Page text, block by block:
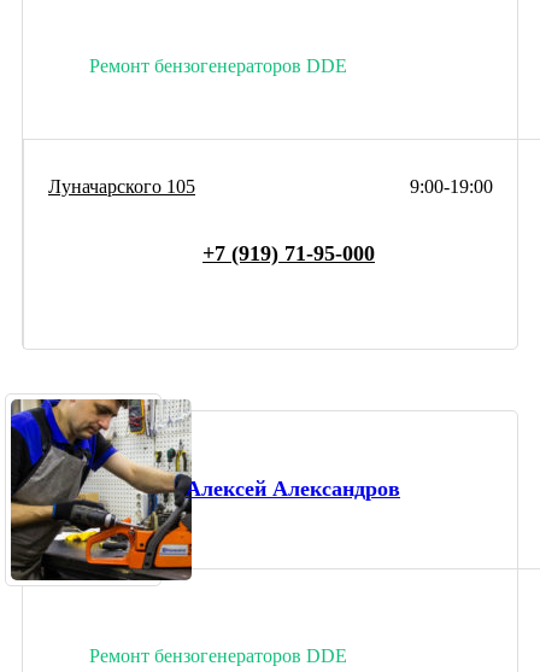
Ремонт бензогенераторов DDE
9:00-19:00
Луначарского 105
+7 (919) 71-95-000
Алексей Александров
Ремонт бензогенераторов DDE